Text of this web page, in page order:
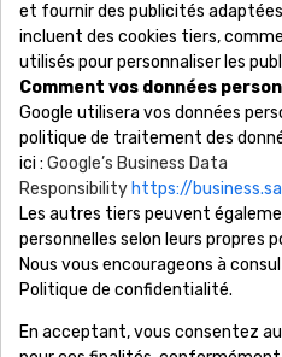
Adresse: 15 rue Scribe 75009 Paris
Téléphone: 01 88 61 53 85
Lundi - Samedi 8h-19h
Email:
Société
Information
Votre Compte
et fournir des publicités
incluent des cookies tiers,
utilisés pour personnaliser les
Comment vos données
Google utilisera vos données
politique de traitement des
ici : Google’s Business Data
Responsibilityhttps://
Les autres tiers peuvent
personnelles selon leurs propres
Nous vous encourageons à
Politique de confidentialité.
En acceptant, vous consentez